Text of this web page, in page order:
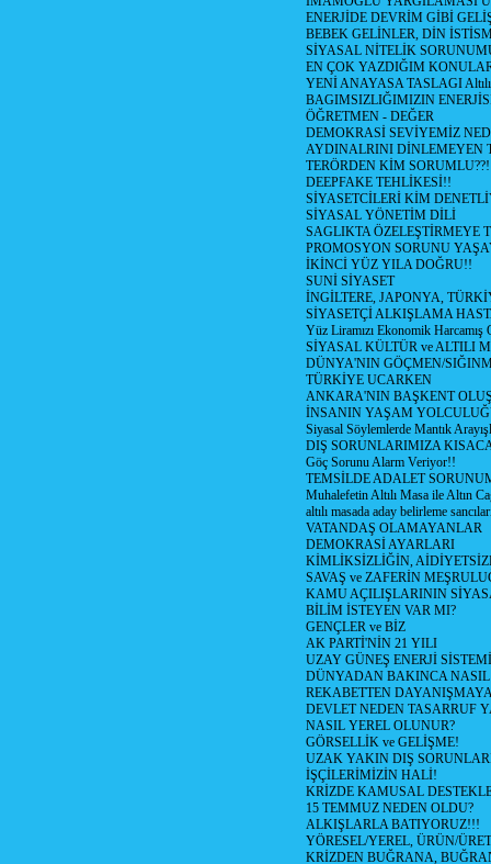
ENERJİDE DEVRİM GİBİ
BEBEK GELİNLER, DİN
SİYASAL NİTELİK
EN ÇOK YAZDIĞIM
YENİ ANAYASA TASLAGI Altılı
BAGIMSIZLIĞIMIZIN
ÖĞRETMEN - DEĞER
DEMOKRASİ SEVİYEMİZ
AYDINALRINI DİNLEMEYEN
TERÖRDEN KİM
DEEPFAKE TEHLİKESİ!!
SİYASETCİLERİ KİM
SİYASAL YÖNETİM DİLİ
SAGLIKTA ÖZELEŞTİRMEYE
PROMOSYON SORUNU
İKİNCİ YÜZ YILA DOĞRU!!
SUNİ SİYASET
İNGİLTERE, JAPONYA,
SİYASETÇİ ALKIŞLAMA
Yüz Liramızı Ekonomik Harcamış
SİYASAL KÜLTÜR ve ALTILI
DÜNYA'NIN GÖÇMEN/
TÜRKİYE UCARKEN
ANKARA'NIN BAŞKENT
İNSANIN YAŞAM
Siyasal Söylemlerde Mantık
DIŞ SORUNLARIMIZA
Göç Sorunu Alarm Veriyor!!
TEMSİLDE ADALET
Muhalefetin Altılı Masa ile Altın
altılı masada aday belirleme
VATANDAŞ OLAMAYANLAR
DEMOKRASİ AYARLARI
KİMLİKSİZLİĞİN,
SAVAŞ ve ZAFERİN
KAMU AÇILIŞLARININ
BİLİM İSTEYEN VAR MI?
GENÇLER ve BİZ
AK PARTİ'NİN 21 YILI
UZAY GÜNEŞ ENERJİ SİSTEMİ
DÜNYADAN BAKINCA
REKABETTEN
DEVLET NEDEN TASARRUF
NASIL YEREL OLUNUR?
GÖRSELLİK ve GELİŞME!
UZAK YAKIN DIŞ
İŞÇİLERİMİZİN HALİ!
KRİZDE KAMUSAL
15 TEMMUZ NEDEN OLDU?
ALKIŞLARLA BATIYORUZ!!!
YÖRESEL/YEREL, ÜRÜN/
KRİZDEN BUĞRANA,